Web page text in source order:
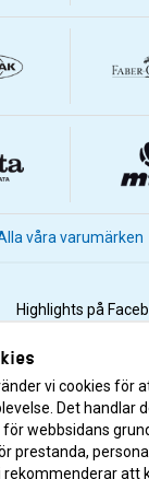
våra varumärken
Highlights på
Highlights på
Highlights på
Highlights på Tiktok
vi cookies för
Det handlar
för webbsidans
prestanda,
att